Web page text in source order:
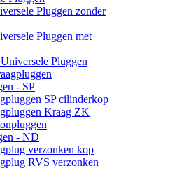
Pluggen zonder
Pluggen met
Pluggen
- SP
SP cilinderkop
Kraag ZK
- ND
verzonken kop
RVS verzonken